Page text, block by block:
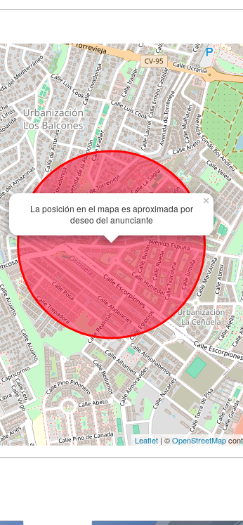
La posición en el mapa es aproximada por
deseo del anunciante
×
Leaflet | ©OpenStreetMap